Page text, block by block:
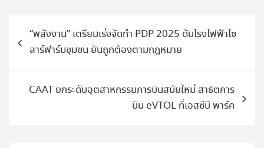
แนะแนว
เรื่อง“พลังงาน” เตรียมเร่งจัดทำ PDP 2025 ดันโรงไฟฟ้าโซ
ลาร์ฟาร์มชุมชน ยันถูกต้องตามกฎหมาย
CAAT ยกระดับอุตสาหกรรมการบินสมัยใหม่ สาธิตการ
บิน eVTOL ที่เอสซีบี พาร์ค